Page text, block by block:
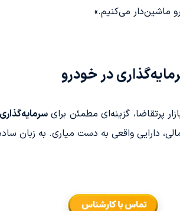
ماشین‌دار می‌کنیم.»
دارایی واقعی به دست میاری. به زبان